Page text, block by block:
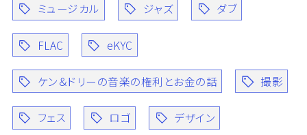
ミュージカル ジャズ ダブ
FLAC eKYC
ケン＆ドリーの音楽の権利とお金の話 撮影
フェス ロゴ デザイン